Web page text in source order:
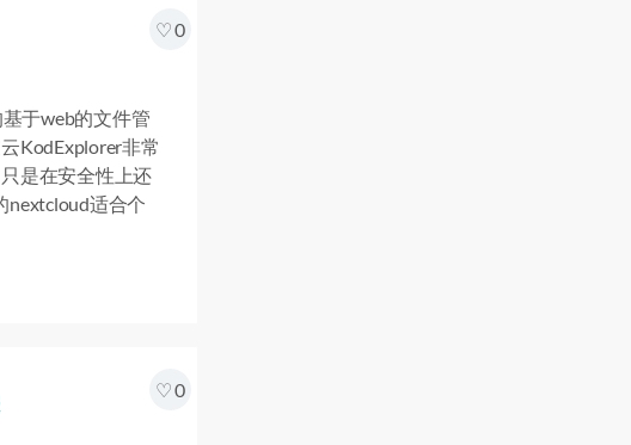
0
于web的文件管
KodExplorer非常
是在安全性上还
nextcloud适合个
0